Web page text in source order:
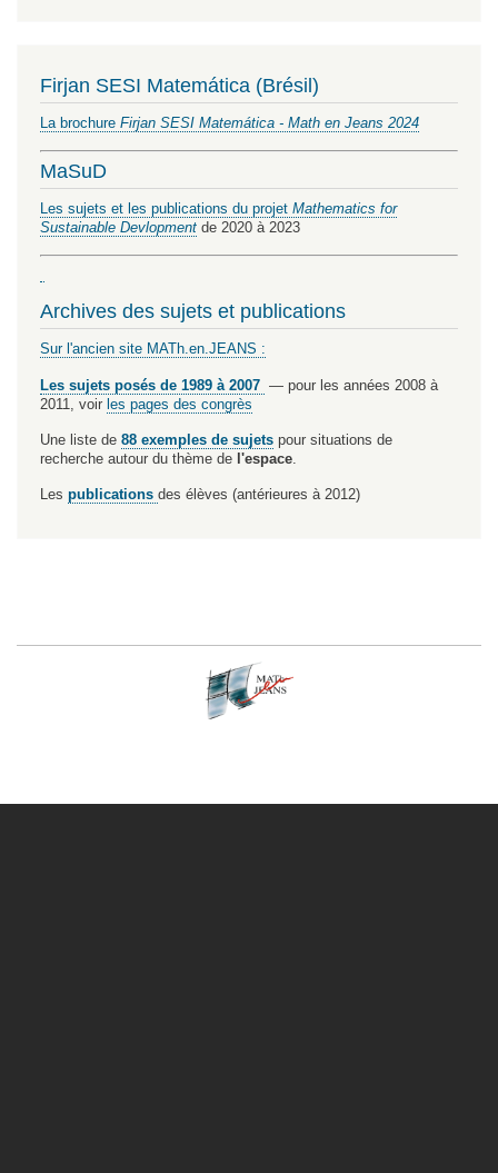
Firjan SESI Matemática (Brésil)
La brochure Firjan SESI Matemática - Math en Jeans 2024
MaSuD
Les sujets et les publications du projet Mathematics for
Sustainable Devlopment de 2020 à 2023
Archives des sujets et publications
Sur l'ancien site MATh.en.JEANS :
Les sujets posés de 1989 à 2007 — pour les années 2008 à
2011, voir les pages des congrès
Une liste de 88 exemples de sujets pour situations de
recherche autour du thème de l'espace.
Les publications des élèves (antérieures à 2012)